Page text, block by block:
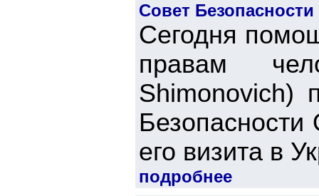
Совет
Сегодня
правам
Shimonovich)
его визита в
подробнее